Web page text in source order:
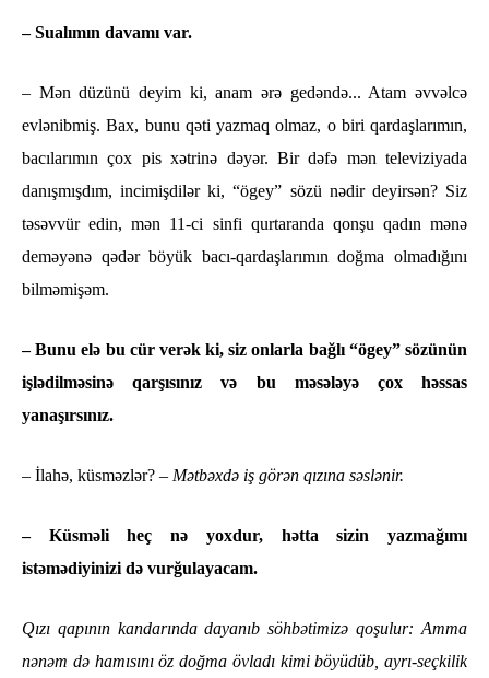
– Sualımın davamı var.
– Mən düzünü deyim ki, anam ərə gedəndə... Atam əvvəlcə
evlənibmiş. Bax, bunu qəti yazmaq olmaz, o biri qardaşlarımın,
bacılarımın çox pis xətrinə dəyər. Bir dəfə mən televiziyada
danışmışdım, incimişdilər ki, “ögey” sözü nədir deyirsən? Siz
təsəvvür edin, mən 11-ci sinfi qurtaranda qonşu qadın mənə
deməyənə qədər böyük bacı-qardaşlarımın doğma olmadığını
bilməmişəm.
– Bunu elə bu cür verək ki, siz onlarla bağlı “ögey” sözünün
işlədilməsinə qarşısınız və bu məsələyə çox həssas
yanaşırsınız.
– İlahə, küsməzlər? – Mətbəxdə iş görən qızına səslənir.
– Küsməli heç nə yoxdur, hətta sizin yazmağımı
istəmədiyinizi də vurğulayacam.
Qızı qapının kandarında dayanıb söhbətimizə qoşulur: Amma
nənəm də hamısını öz doğma övladı kimi böyüdüb, ayrı-seçkilik